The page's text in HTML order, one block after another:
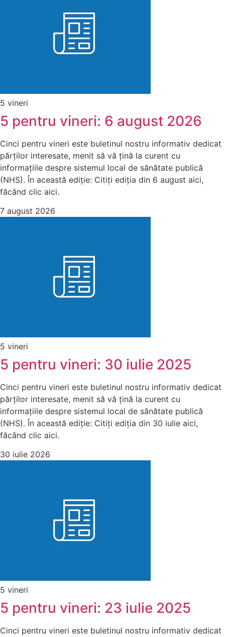
5 vineri
5 pentru vineri: 6 august 2026
Cinci pentru vineri este buletinul nostru informativ dedicat
părților interesate, menit să vă țină la curent cu
informațiile despre sistemul local de sănătate publică
(NHS). În această ediție: Citiți ediția din 6 august aici,
făcând clic aici.
7 august 2026
5 vineri
5 pentru vineri: 30 iulie 2025
Cinci pentru vineri este buletinul nostru informativ dedicat
părților interesate, menit să vă țină la curent cu
informațiile despre sistemul local de sănătate publică
(NHS). În această ediție: Citiți ediția din 30 iulie aici,
făcând clic aici.
30 iulie 2026
5 vineri
5 pentru vineri: 23 iulie 2025
Cinci pentru vineri este buletinul nostru informativ dedicat